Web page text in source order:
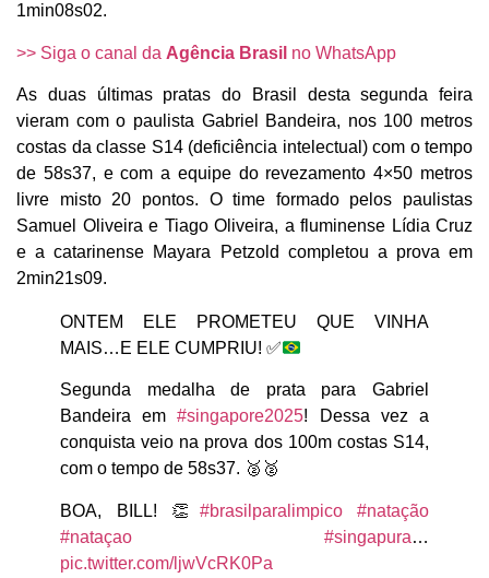
1min08s02.
>> Siga o canal da Agência Brasil no WhatsApp
As duas últimas pratas do Brasil desta segunda feira
vieram com o paulista Gabriel Bandeira, nos 100 metros
costas da classe S14 (deficiência intelectual) com o tempo
de 58s37, e com a equipe do revezamento 4×50 metros
livre misto 20 pontos. O time formado pelos paulistas
Samuel Oliveira e Tiago Oliveira, a fluminense Lídia Cruz
e a catarinense Mayara Petzold completou a prova em
2min21s09.
ONTEM ELE PROMETEU QUE VINHA
MAIS…E ELE CUMPRIU! ✅
Segunda medalha de prata para Gabriel
Bandeira em#singapore2025! Dessa vez a
conquista veio na prova dos 100m costas S14,
com o tempo de 58s37. 🥈🥈
BOA, BILL! 👏 #brasilparalimpico
#natação
#nataçao
#singapura…
pic.twitter.com/ljwVcRK0Pa